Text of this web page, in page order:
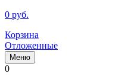
0 руб.
Корзина
Отложенные
Меню
0